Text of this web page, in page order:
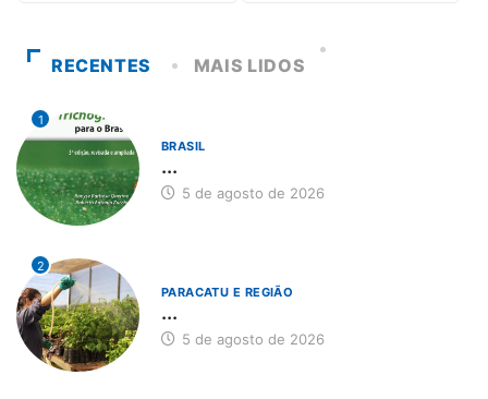
RECENTES MAIS LIDOS
1
BRASIL
...
5 de agosto de 2026
2
PARACATU E REGIÃO
...
5 de agosto de 2026